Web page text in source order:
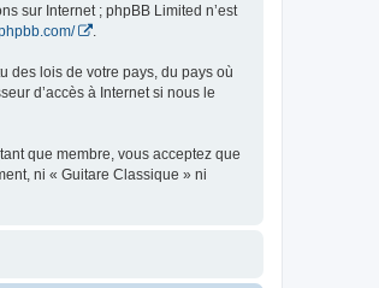
sur Internet ; phpBB Limited n’est
.
des lois de votre pays, du pays où
d’accès à Internet si nous le
que membre, vous acceptez que
ni « Guitare Classique » ni